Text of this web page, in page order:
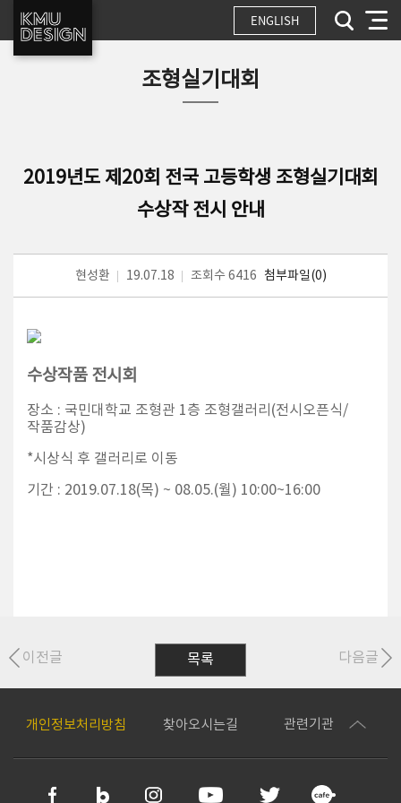
ENGLISH
조형실기대회
2019년도 제20회 전국 고등학생 조형실기대회
수상작 전시 안내
현성환 19.07.18 조회수 6416 첨부파일(0)
수상작품 전시회
장소 : 국민대학교 조형관 1층 조형갤러리(전시오픈식/
작품감상)
*시상식 후 갤러리로 이동
기간 : 2019.07.18(목) ~ 08.05.(월) 10:00~16:00
목록
이전글 다음글
개인정보처리방침 찾아오시는길 관련기관